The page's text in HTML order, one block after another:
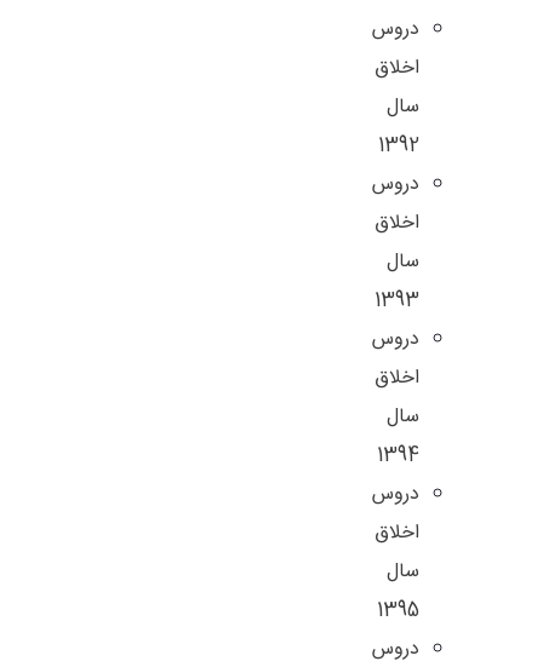
دروس
اخلاق
سال
1392
دروس
اخلاق
سال
1393
دروس
اخلاق
سال
1394
دروس
اخلاق
سال
1395
دروس